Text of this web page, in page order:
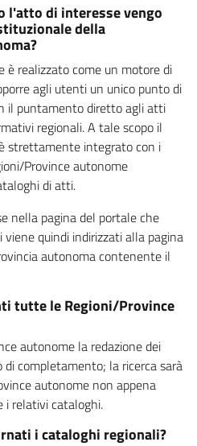
l'atto di interesse vengo
della
è realizzato come un motore di
agli utenti un unico punto di
il puntamento diretto agli atti
regionali. A tale scopo il
strettamente integrato con i
Province autonome
di atti.
nella pagina del portale che
quindi indirizzati alla pagina
autonoma contenente il
tutte le Regioni/Province
autonome la redazione dei
completamento; la ricerca sarà
autonome non appena
i relativi cataloghi.
i cataloghi regionali?